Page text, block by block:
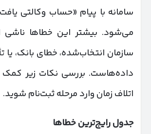
سامانه با پیام «حساب وکالتی
می‌شود. بیشتر این خطاها ناشی
سازمان انتخاب‌شده، خطای بانک، یا
داده‌هاست. بررسی نکات زیر
اتلاف زمان وارد مرحله ثبت‌نام شوید.
جدول رایج‌ترین خطاها